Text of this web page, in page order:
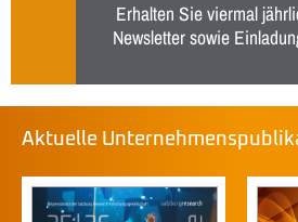
Erhalten Sie viermal
Newsletter sowie
Aktuelle